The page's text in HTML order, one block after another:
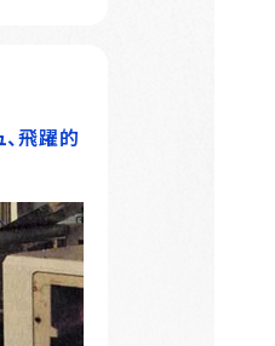
飛躍的